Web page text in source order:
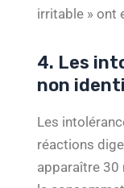
irritable » ont
4. Les
non
Les
réactions
apparaître 30